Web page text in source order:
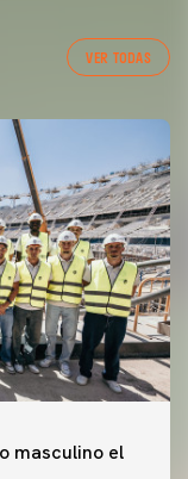
VER TODAS
masculino el